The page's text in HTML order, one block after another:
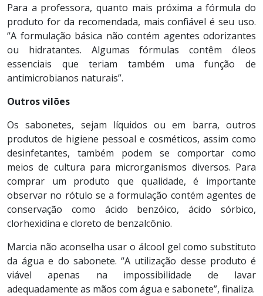
Para a professora, quanto mais próxima a fórmula do
produto for da recomendada, mais confiável é seu uso.
“A formulação básica não contém agentes odorizantes
ou hidratantes. Algumas fórmulas contêm óleos
essenciais que teriam também uma função de
antimicrobianos naturais”.
Outros vilões
Os sabonetes, sejam líquidos ou em barra, outros
produtos de higiene pessoal e cosméticos, assim como
desinfetantes, também podem se comportar como
meios de cultura para microrganismos diversos. Para
comprar um produto que qualidade, é importante
observar no rótulo se a formulação contém agentes de
conservação como ácido benzóico, ácido sórbico,
clorhexidina e cloreto de benzalcônio.
Marcia não aconselha usar o álcool gel como substituto
da água e do sabonete. “A utilização desse produto é
viável apenas na impossibilidade de lavar
adequadamente as mãos com água e sabonete”, finaliza.